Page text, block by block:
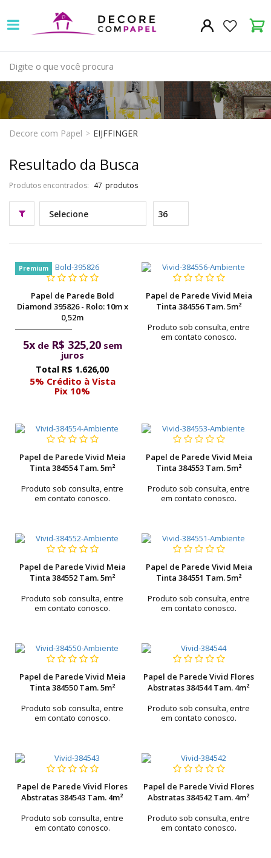
é
venda
papel
de
parede
Decore com Papel EIJFFINGER
Resultado da Busca
Produtos encontrados: 47
Papel de Parede Bold
Diamond 395826 - Rolo: 10m x
0,52m
5xde R$ 325,20sem
juros
R$ 1.626,00
5% Crédito à Vista
Pix 10%
Premium
Papel de Parede Vivid Meia
Tinta 384556 Tam. 5m²
Produto sob consulta, entre
em contato conosco.
Papel de Parede Vivid Meia
Tinta 384554 Tam. 5m²
Produto sob consulta, entre
em contato conosco.
Papel de Parede Vivid Meia
Tinta 384553 Tam. 5m²
Produto sob consulta, entre
em contato conosco.
Papel de Parede Vivid Meia
Tinta 384552 Tam. 5m²
Produto sob consulta, entre
em contato conosco.
Papel de Parede Vivid Meia
Tinta 384551 Tam. 5m²
Produto sob consulta, entre
em contato conosco.
Papel de Parede Vivid Meia
Tinta 384550 Tam. 5m²
Produto sob consulta, entre
em contato conosco.
Papel de Parede Vivid Flores
Abstratas 384544 Tam. 4m²
Produto sob consulta, entre
em contato conosco.
Papel de Parede Vivid Flores
Abstratas 384543 Tam. 4m²
Produto sob consulta, entre
em contato conosco.
Papel de Parede Vivid Flores
Abstratas 384542 Tam. 4m²
Produto sob consulta, entre
em contato conosco.